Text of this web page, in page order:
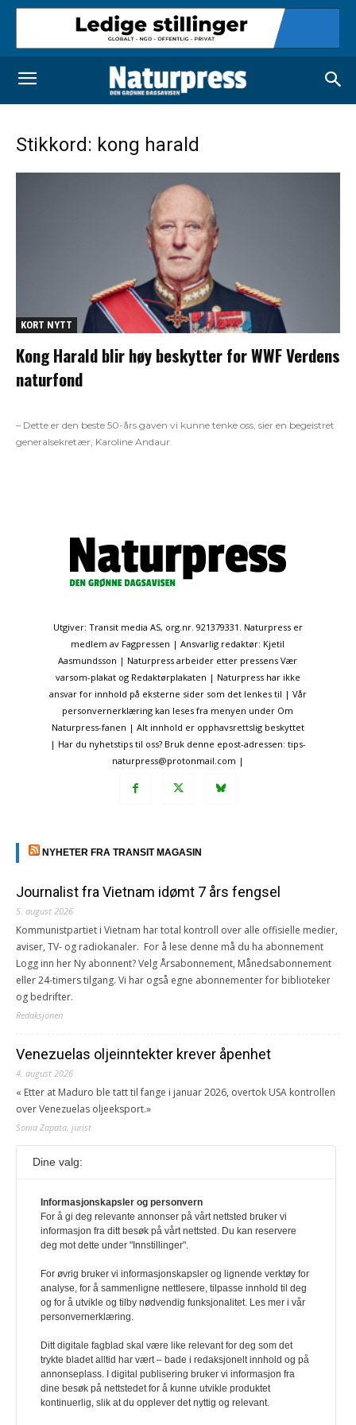
Stikkord: kong harald
KORT NYTT
Kong Harald blir høy beskytter for WWF Verdens
naturfond
– Dette er den beste 50-års gaven vi kunne tenke oss, sier en begeistret
generalsekretær, Karoline Andaur.
Utgiver: Transit media AS, org.nr. 921379331. Naturpress er
medlem av Fagpressen | Ansvarlig redaktør: Kjetil
Aasmundsson | Naturpress arbeider etter pressens Vær
varsom-plakat og Redaktørplakaten | Naturpress har ikke
ansvar for innhold på eksterne sider som det lenkes til | Vår
personvernerklæring kan leses fra menyen under Om
Naturpress-fanen | Alt innhold er opphavsrettslig beskyttet
| Har du nyhetstips til oss? Bruk denne epost-adressen: tips-
naturpress@protonmail.com |
NYHETER FRA TRANSIT MAGASIN
Journalist fra Vietnam idømt 7 års fengsel
5. august 2026
Kommunistpartiet i Vietnam har total kontroll over alle offisielle medier,
aviser, TV- og radiokanaler. For å lese denne må du ha abonnement
Logg inn her Ny abonnent? Velg Årsabonnement, Månedsabonnement
eller 24-timers tilgang. Vi har også egne abonnementer for biblioteker
og bedrifter.
Redaksjonen
Venezuelas oljeinntekter krever åpenhet
4. august 2026
« Etter at Maduro ble tatt til fange i januar 2026, overtok USA kontrollen
over Venezuelas oljeeksport.»
Sonia Zapata, jurist
117,8 millioner er på flukt, en nedgang fra forrige
1. august 2026
Ville ha tilsvart verdens trettende største land i folketall. For å lese
denne må du ha abonnement Logg inn her Ny abonnent? Velg
også egne abonnementer for biblioteker og bedrifter.
Redaksjonen
Dine valg:
Informasjonskapsler og personvern
For å gi deg relevante annonser på vårt nettsted bruker vi
informasjon fra ditt besøk på vårt nettsted. Du kan reservere
deg mot dette under "Innstillinger".
For øvrig bruker vi informasjonskapsler og lignende verktøy for
analyse, for å sammenligne nettlesere, tilpasse innhold til deg
og for å utvikle og tilby nødvendig funksjonalitet. Les mer i vår
personvernerklæring.
Ditt digitale fagblad skal være like relevant for deg som det
trykte bladet alltid har vært – bade i redaksjonelt innhold og på
annonseplass. I digital publisering bruker vi informasjon fra
dine besøk på nettstedet for å kunne utvikle produktet
kontinuerlig, slik at du opplever det nyttig og relevant.